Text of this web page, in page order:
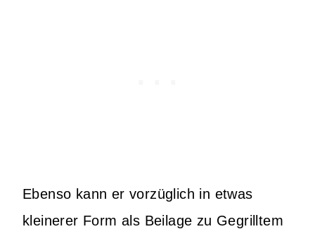
Ebenso kann er vorzüglich in etwas
kleinerer Form als Beilage zu Gegrilltem